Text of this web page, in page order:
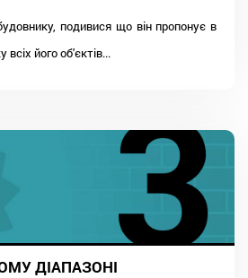
подивися що він пропонує в
його об'єктів...
ДІАПАЗОНІ